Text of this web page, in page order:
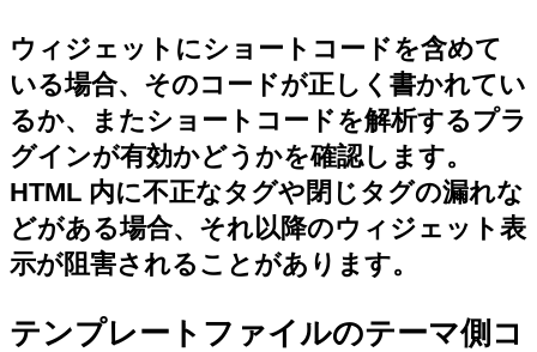
ウィジェットにショートコードを含めて
いる場合、そのコードが正しく書かれてい
るか、またショートコードを解析するプラ
グインが有効かどうかを確認します。
HTML 内に不正なタグや閉じタグの漏れな
どがある場合、それ以降のウィジェット表
示が阻害されることがあります。
テンプレートファイルのテーマ側コ